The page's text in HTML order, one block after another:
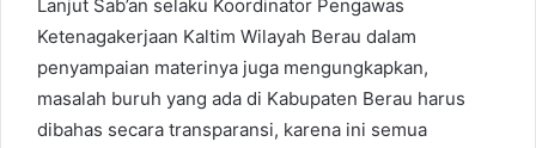
Lanjut Sab’an selaku Koordinator Pengawas
Ketenagakerjaan Kaltim Wilayah Berau dalam
penyampaian materinya juga mengungkapkan,
masalah buruh yang ada di Kabupaten Berau harus
dibahas secara transparansi, karena ini semua